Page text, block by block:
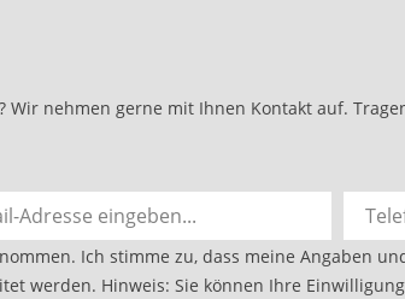
Wir nehmen gerne mit Ihnen Kontakt auf.
Ich stimme zu, dass meine Angaben
werden. Hinweis: Sie können Ihre